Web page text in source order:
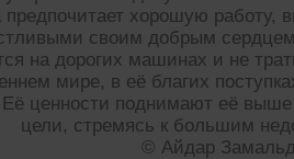
хорошую работу,
своим добрым
на дорогих машинах и не
мире, в её благих
ценности поднимают её
цели, стремясь к большим
© Айдар